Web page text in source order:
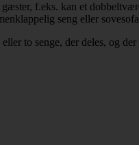
f.eks. kan et
seng eller
to senge, der deles, og